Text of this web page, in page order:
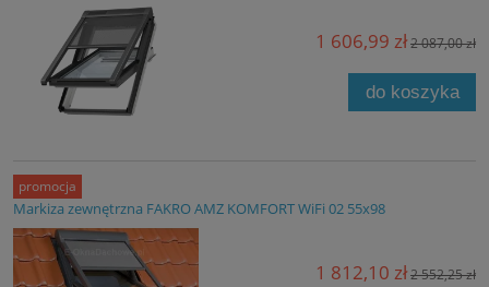
1 606,99 zł2 087,00 zł
do koszyka
Markiza zewnętrzna FAKRO AMZ KOMFORT WiFi 02 55x98
1 812,10 zł2 552,25 zł
promocja